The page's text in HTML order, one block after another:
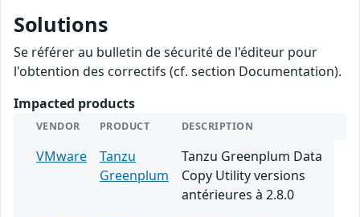
Solutions
Se référer au bulletin de sécurité de l'éditeur pour
l'obtention des correctifs (cf. section Documentation).
Impacted products
VENDOR PRODUCT DESCRIPTION
VMware
Tanzu
Greenplum
Tanzu Greenplum Data
Copy Utility versions
antérieures à 2.8.0